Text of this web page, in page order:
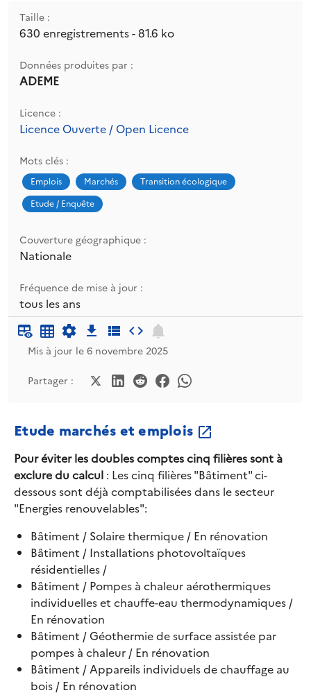
Taille :
630 enregistrements - 81.6 ko
Données produites par :
ADEME
Licence :
Licence Ouverte / Open Licence
Mots clés :
Emplois Marchés
Transition écologique
Etude / Enquête
Couverture géographique :
Nationale
Fréquence de mise à jour :
tous les ans
Mis à jour le 6 novembre 2025
Partager :
Etude marchés et emplois
Pour éviter les doubles comptes cinq filières sont à
exclure du calcul : Les cinq filières "Bâtiment" ci-
dessous sont déjà comptabilisées dans le secteur
"Energies renouvelables":
Bâtiment / Solaire thermique / En rénovation
Bâtiment / Installations photovoltaïques
résidentielles /
Bâtiment / Pompes à chaleur aérothermiques
individuelles et chauffe-eau thermodynamiques /
En rénovation
Bâtiment / Géothermie de surface assistée par
pompes à chaleur / En rénovation
Bâtiment / Appareils individuels de chauffage au
bois / En rénovation